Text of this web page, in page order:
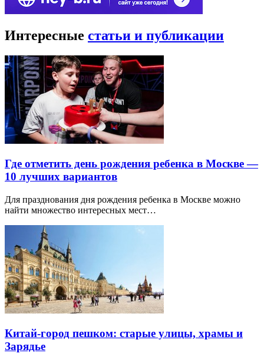
Интересные статьи и публикации
Где отметить день рождения ребенка в Москве —
10 лучших вариантов
Для празднования дня рождения ребенка в Москве можно
найти множество интересных мест…
Китай-город пешком: старые улицы, храмы и
Зарядье